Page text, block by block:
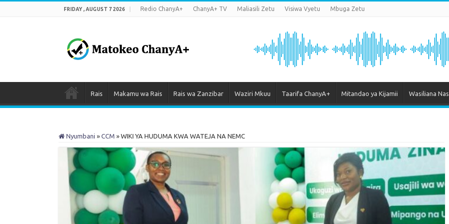
FRIDAY , AUGUST 7 2026 Redio ChanyA+ ChanyA+ TV Maliasili Zetu Visiwa Vyetu Mbuga Zetu
Rais Makamu wa Rais Rais wa Zanzibar Waziri Mkuu Taarifa ChanyA+ Mitandao ya Kijamii Wasiliana
Nyumbani » CCM » WIKI YA HUDUMA KWA WATEJA NA NEMC